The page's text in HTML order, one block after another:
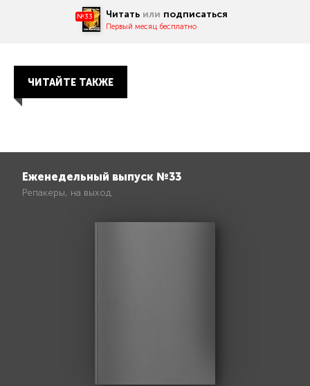
№33 Читать или подписаться
Первый месяц бесплатно
ЧИТАЙТЕ ТАКЖЕ
Еженедельный выпуск №33
Репакеры, на выход